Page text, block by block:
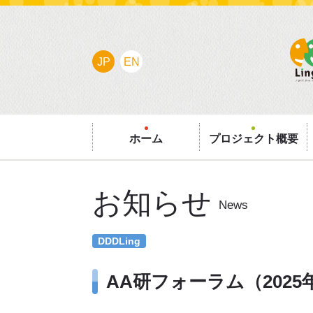
お知らせ News
DDDLing
AA研フォーラム（2025
ホーム プロジェクト概要
JP EN